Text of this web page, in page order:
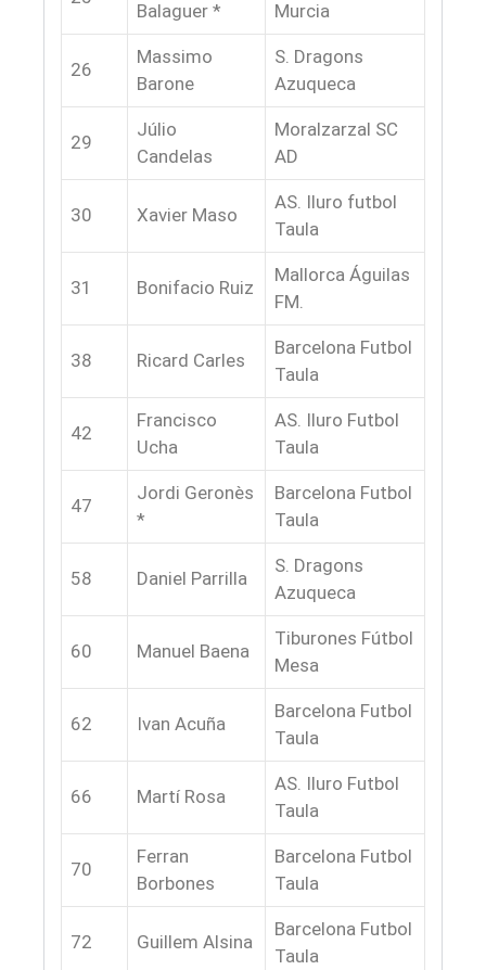
Balaguer *
Murcia
26
Massimo
Barone
S. Dragons
Azuqueca
29
Júlio
Candelas
Moralzarzal SC
AD
30 Xavier Maso
AS. Iluro futbol
Taula
31 Bonifacio Ruiz
Mallorca Águilas
FM.
38 Ricard Carles
Barcelona Futbol
Taula
42
Francisco
Ucha
AS. Iluro Futbol
Taula
47
Jordi Geronès
*
Barcelona Futbol
Taula
58 Daniel Parrilla
S. Dragons
Azuqueca
60 Manuel Baena
Tiburones Fútbol
Mesa
62 Ivan Acuña
Barcelona Futbol
Taula
66 Martí Rosa
AS. Iluro Futbol
Taula
70
Ferran
Borbones
Barcelona Futbol
Taula
72 Guillem Alsina
Barcelona Futbol
Taula